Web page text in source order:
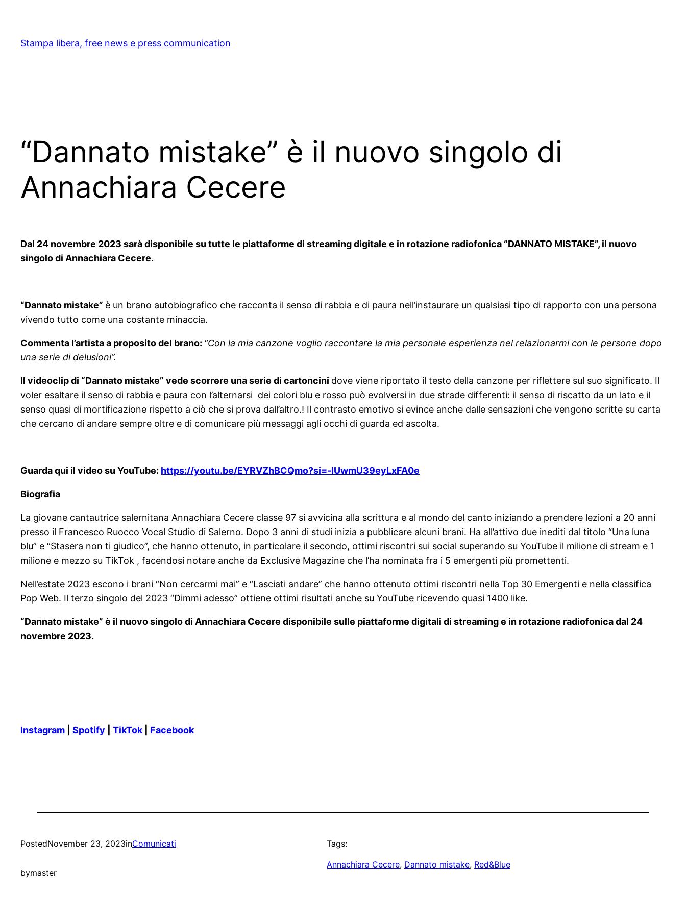
content
Stampa libera, free news e press communication
“Dannato mistake” è il nuovo singolo di
Annachiara Cecere
Dal 24 novembre 2023 sarà disponibile su tutte le piattaforme di streaming digitale e in rotazione radiofonica “DANNATO MISTAKE”, il nuovo
singolo di Annachiara Cecere.
“Dannato mistake” è un brano autobiografico che racconta il senso di rabbia e di paura nell’instaurare un qualsiasi tipo di rapporto con una persona
vivendo tutto come una costante minaccia.
Commenta l’artista a proposito del brano: “Con la mia canzone voglio raccontare la mia personale esperienza nel relazionarmi con le persone dopo
una serie di delusioni”.
Il videoclip di “Dannato mistake” vede scorrere una serie di cartoncini dove viene riportato il testo della canzone per riflettere sul suo significato. Il
voler esaltare il senso di rabbia e paura con l’alternarsi dei colori blu e rosso può evolversi in due strade differenti: il senso di riscatto da un lato e il
senso quasi di mortificazione rispetto a ciò che si prova dall’altro.! Il contrasto emotivo si evince anche dalle sensazioni che vengono scritte su carta
che cercano di andare sempre oltre e di comunicare più messaggi agli occhi di guarda ed ascolta.
Guarda qui il video su YouTube: https://youtu.be/EYRVZhBCQmo?si=-lUwmU39eyLxFA0e
Biografia
La giovane cantautrice salernitana Annachiara Cecere classe 97 si avvicina alla scrittura e al mondo del canto iniziando a prendere lezioni a 20 anni
presso il Francesco Ruocco Vocal Studio di Salerno. Dopo 3 anni di studi inizia a pubblicare alcuni brani. Ha all’attivo due inediti dal titolo “Una luna
blu” e “Stasera non ti giudico”, che hanno ottenuto, in particolare il secondo, ottimi riscontri sui social superando su YouTube il milione di stream e 1
milione e mezzo su TikTok , facendosi notare anche da Exclusive Magazine che l’ha nominata fra i 5 emergenti più promettenti.
Nell’estate 2023 escono i brani “Non cercarmi mai” e “Lasciati andare” che hanno ottenuto ottimi riscontri nella Top 30 Emergenti e nella classifica
Pop Web. Il terzo singolo del 2023 “Dimmi adesso” ottiene ottimi risultati anche su YouTube ricevendo quasi 1400 like.
“Dannato mistake” è il nuovo singolo di Annachiara Cecere disponibile sulle piattaforme digitali di streaming e in rotazione radiofonica dal 24
novembre 2023.
Instagram Spotify TikTok| Facebook
PostedNovember 23, 2023inComunicati
bymaster
Tags:
Annachiara Cecere, Dannato mistake, Red&Blue